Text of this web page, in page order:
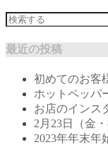
最近の投稿
初めてのお客
ホットペッパ
お店のインス
2月23日（金
2023年年末年